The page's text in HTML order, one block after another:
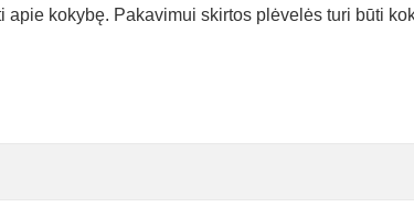
apie kokybę. Pakavimui skirtos plėvelės turi būti